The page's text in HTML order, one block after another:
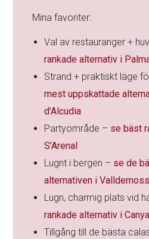
Mina favoriter:
Val av restauranger +
rankade alternativ i
Strand + praktiskt läge
mest uppskattade
d’Alcudia
Partyområde – se bäst
S’Arenal
Lugnt i bergen – se de
alternativen i
Lugn, charmig plats vid
rankade alternativ i
Tillgång till de bästa